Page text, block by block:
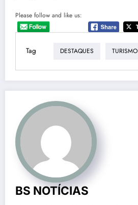
Please follow and like us:
Tag DESTAQUES TURISMO
BS NOTÍCIAS